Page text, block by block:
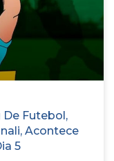
De Futebol,
Acontece
5